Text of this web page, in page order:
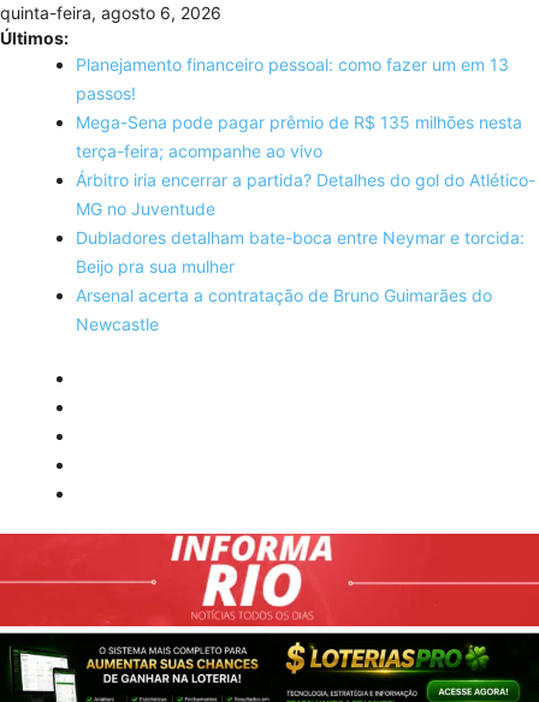
Skip
to
content
quinta-feira, agosto 6, 2026
Últimos:
Planejamento financeiro pessoal: como fazer um em 13
passos!
Mega-Sena pode pagar prêmio de R$ 135 milhões nesta
terça-feira; acompanhe ao vivo
Árbitro iria encerrar a partida? Detalhes do gol do Atlético-
MG no Juventude
Dubladores detalham bate-boca entre Neymar e torcida:
Beijo pra sua mulher
Arsenal acerta a contratação de Bruno Guimarães do
Newcastle